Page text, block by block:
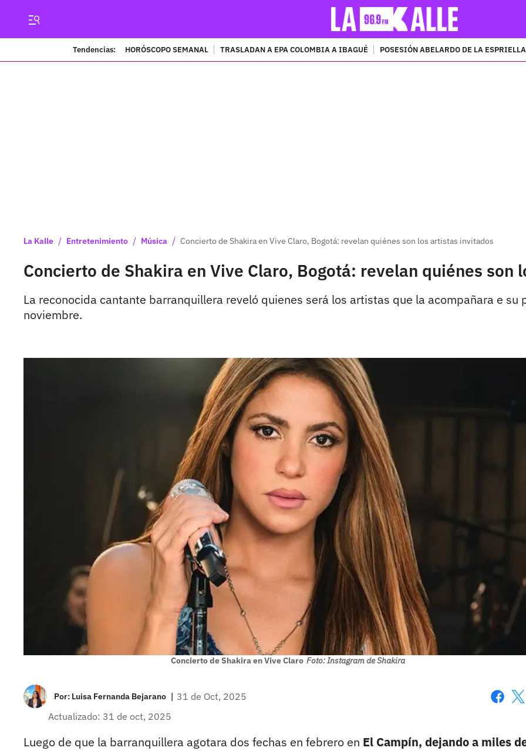
Tendencias: HORÓSCOPO SEMANAL TRASLADAN A EPA COLOMBIA A IBAGUÉ POSESIÓN ABELARDO DE LA ESPRIELLA
La Kalle / Entretenimiento / Música / Concierto de Shakira en Vive Claro, Bogotá: revelan quiénes son los artistas invitados
Concierto de Shakira en Vive Claro, Bogotá: revelan quiénes son
La reconocida cantante barranquillera reveló quienes será los artistas que la acompañara e su
noviembre.
Concierto de Shakira en Vive Claro Foto: Instagram de Shakira
Por: Luisa Fernanda Bejarano | 31 de Oct, 2025
Actualizado: 31 de oct, 2025
Luego de que la barranquillera agotara dos fechas en febrero en El Campín, dejando a miles